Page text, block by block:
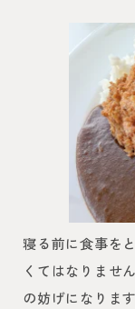
寝る前に食事を
くてはなりませ
の妨げになりま